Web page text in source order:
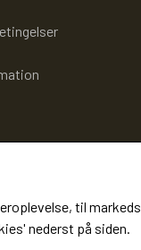
til
nederst på siden.